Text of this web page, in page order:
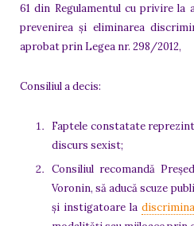
61 din Regulamentul cu privire
prevenirea și eliminarea
aprobat prin Legea nr. 298/2012,
Consiliul a decis:
Faptele constatate
discurs sexist;
Consiliul recomandă
Voronin, să aducă scuze
și instigatoare la